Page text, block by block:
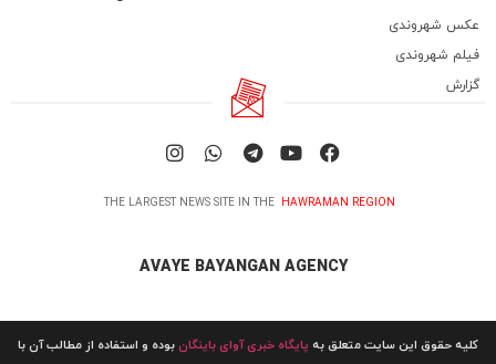
عکس شهروندی
فیلم شهروندی
گزارش
THE LARGEST NEWS SITE IN THE HAWRAMAN REGION
AVAYE BAYANGAN AGENCY
کلیه حقوق این سایت متعلق به پایگاه خبری آوای باینگانبوده و استفاده از مطالب آن با